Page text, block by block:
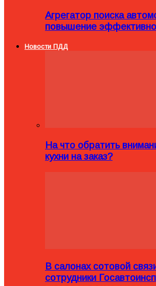
Агрегатор поиска
повышение
Новости ПДД
На что обратить
кухни на заказ?
В салонах сотовой
сотрудники